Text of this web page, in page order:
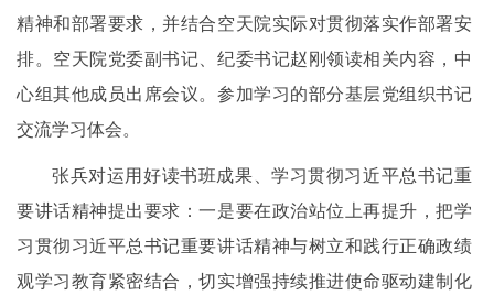
精神和部署要求，并结合空天院实际对贯彻落实作部署安
排。空天院党委副书记、纪委书记赵刚领读相关内容，中
心组其他成员出席会议。参加学习的部分基层党组织书记
交流学习体会。
张兵对运用好读书班成果、学习贯彻习近平总书记重
要讲话精神提出要求：一是要在政治站位上再提升，把学
习贯彻习近平总书记重要讲话精神与树立和践行正确政绩
观学习教育紧密结合，切实增强持续推进使命驱动建制化